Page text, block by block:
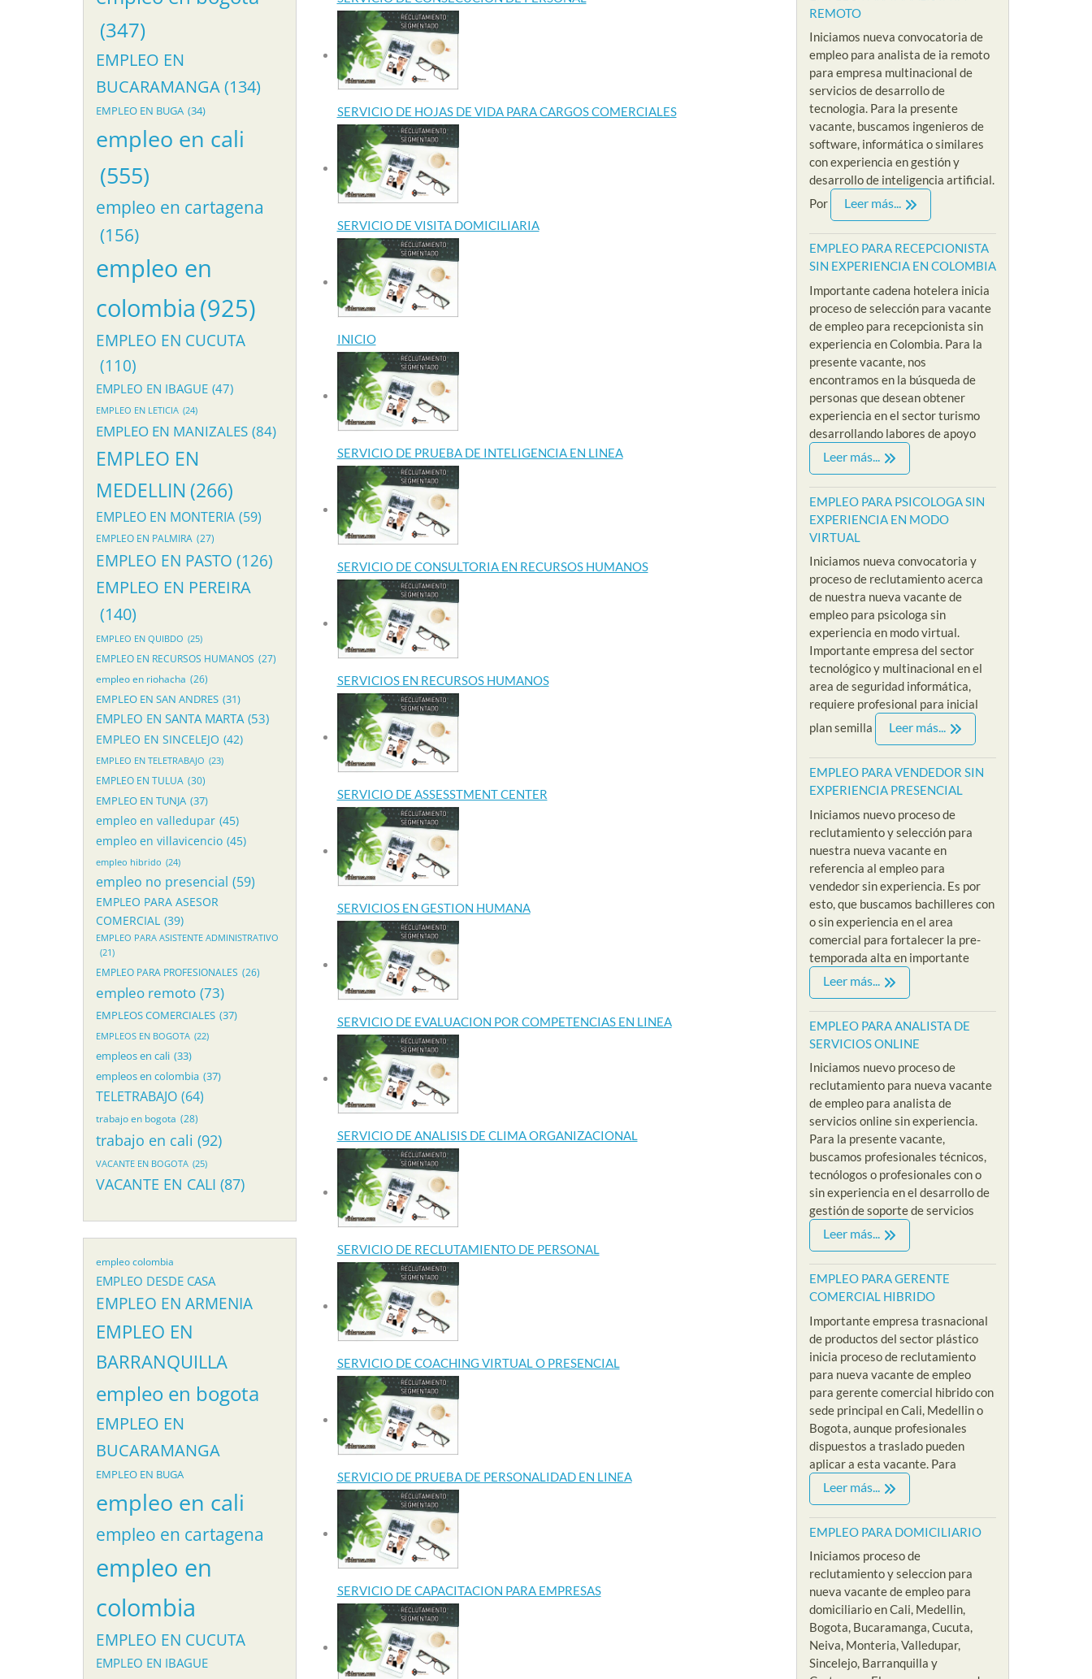
SERVICIO DE HOJAS DE VIDA PARA CARGOS COMERCIALES
SERVICIO DE VISITA DOMICILIARIA
INICIO
SERVICIO DE PRUEBA DE INTELIGENCIA EN LINEA
SERVICIO DE CONSULTORIA EN RECURSOS HUMANOS
SERVICIOS EN RECURSOS HUMANOS
SERVICIO DE ASSESSTMENT CENTER
SERVICIOS EN GESTION HUMANA
SERVICIO DE EVALUACION POR COMPETENCIAS EN LINEA
SERVICIO DE ANALISIS DE CLIMA ORGANIZACIONAL
SERVICIO DE RECLUTAMIENTO DE PERSONAL
SERVICIO DE COACHING VIRTUAL O PRESENCIAL
SERVICIO DE PRUEBA DE PERSONALIDAD EN LINEA
SERVICIO DE CAPACITACION PARA EMPRESAS
REMOTO
Iniciamos nueva convocatoria de
empleo para analista de ia remoto
para empresa multinacional de
servicios de desarrollo de
tecnologia. Para la presente
vacante, buscamos ingenieros de
software, informática o similares
con experiencia en gestión y
desarrollo de inteligencia artificial.
Por
Leer más...
EMPLEO PARA RECEPCIONISTA
SIN EXPERIENCIA EN COLOMBIA
Importante cadena hotelera inicia
proceso de selección para vacante
de empleo para recepcionista sin
experiencia en Colombia. Para la
presente vacante, nos
encontramos en la búsqueda de
personas que desean obtener
experiencia en el sector turismo
desarrollando labores de apoyo
Leer más...
EMPLEO PARA PSICOLOGA SIN
EXPERIENCIA EN MODO
VIRTUAL
Iniciamos nueva convocatoria y
proceso de reclutamiento acerca
de nuestra nueva vacante de
empleo para psicologa sin
experiencia en modo virtual.
Importante empresa del sector
tecnológico y multinacional en el
area de seguridad informática,
requiere profesional para inicial
plan semilla
Leer más...
EMPLEO PARA VENDEDOR SIN
EXPERIENCIA PRESENCIAL
Iniciamos nuevo proceso de
reclutamiento y selección para
nuestra nueva vacante en
referencia al empleo para
vendedor sin experiencia. Es por
esto, que buscamos bachilleres con
o sin experiencia en el area
comercial para fortalecer la pre-
temporada alta en importante
Leer más...
EMPLEO PARA ANALISTA DE
SERVICIOS ONLINE
Iniciamos nuevo proceso de
reclutamiento para nueva vacante
de empleo para analista de
servicios online sin experiencia.
Para la presente vacante,
buscamos profesionales técnicos,
tecnólogos o profesionales con o
sin experiencia en el desarrollo de
gestión de soporte de servicios
Leer más...
EMPLEO PARA GERENTE
COMERCIAL HIBRIDO
Importante empresa trasnacional
de productos del sector plástico
inicia proceso de reclutamiento
para nueva vacante de empleo
para gerente comercial hibrido con
sede principal en Cali, Medellin o
Bogota, aunque profesionales
dispuestos a traslado pueden
aplicar a esta vacante. Para
Leer más...
EMPLEO PARA DOMICILIARIO
Iniciamos proceso de
reclutamiento y seleccion para
nueva vacante de empleo para
domiciliario en Cali, Medellin,
Bogota, Bucaramanga, Cucuta,
Neiva, Monteria, Valledupar,
Sincelejo, Barranquilla y
(347)
EMPLEO EN
BUCARAMANGA(134)
EMPLEO EN BUGA (34)
empleo en cali
(555)
empleo en cartagena
(156)
empleo en
colombia (925)
EMPLEO EN CUCUTA
(110)
EMPLEO EN IBAGUE (47)
EMPLEO EN LETICIA (24)
EMPLEO EN MANIZALES (84)
EMPLEO EN
MEDELLIN (266)
EMPLEO EN MONTERIA (59)
EMPLEO EN PALMIRA (27)
EMPLEO EN PASTO (126)
EMPLEO EN PEREIRA
(140)
EMPLEO EN QUIBDO (25)
EMPLEO EN RECURSOS HUMANOS (27)
empleo en riohacha (26)
EMPLEO EN SAN ANDRES (31)
EMPLEO EN SANTA MARTA (53)
EMPLEO EN SINCELEJO (42)
EMPLEO EN TELETRABAJO (23)
EMPLEO EN TULUA (30)
EMPLEO EN TUNJA (37)
empleo en valledupar (45)
empleo en villavicencio (45)
empleo hibrido (24)
empleo no presencial (59)
EMPLEO PARA ASESOR
COMERCIAL (39)
EMPLEO PARA ASISTENTE ADMINISTRATIVO
(21)
EMPLEO PARA PROFESIONALES (26)
empleo remoto (73)
EMPLEOS COMERCIALES (37)
EMPLEOS EN BOGOTA (22)
empleos en cali (33)
empleos en colombia (37)
TELETRABAJO (64)
trabajo en bogota (28)
trabajo en cali (92)
VACANTE EN BOGOTA (25)
VACANTE EN CALI (87)
empleo colombia
EMPLEO DESDE CASA
EMPLEO EN ARMENIA
EMPLEO EN
BARRANQUILLA
empleo en bogota
EMPLEO EN
BUCARAMANGA
EMPLEO EN BUGA
empleo en cali
empleo en cartagena
empleo en
colombia
EMPLEO EN CUCUTA
EMPLEO EN IBAGUE